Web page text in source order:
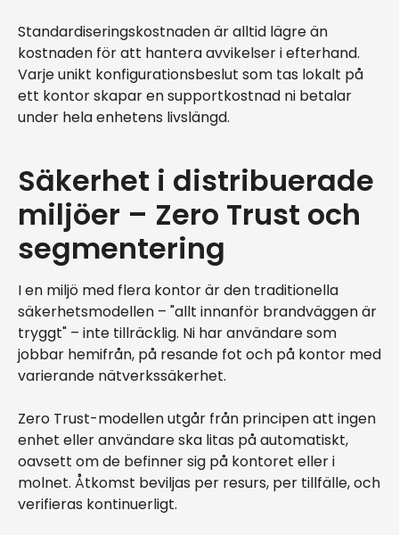
Standardiseringskostnaden är alltid lägre än
kostnaden för att hantera avvikelser i efterhand.
Varje unikt konfigurationsbeslut som tas lokalt på
ett kontor skapar en supportkostnad ni betalar
under hela enhetens livslängd.
Säkerhet i distribuerade
miljöer – Zero Trust och
segmentering
I en miljö med flera kontor är den traditionella
säkerhetsmodellen – "allt innanför brandväggen är
tryggt" – inte tillräcklig. Ni har användare som
jobbar hemifrån, på resande fot och på kontor med
varierande nätverkssäkerhet.
Zero Trust-modellen utgår från principen att ingen
enhet eller användare ska litas på automatiskt,
oavsett om de befinner sig på kontoret eller i
molnet. Åtkomst beviljas per resurs, per tillfälle, och
verifieras kontinuerligt.